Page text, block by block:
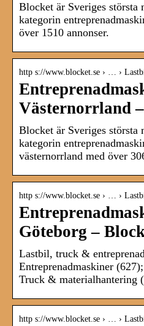
Blocket är Sveriges största
kategorin
över 1510 annonser.
http s://www.blocket.se › … ›
Västernorrland
Blocket är Sveriges största
kategorin
västernorrland med över
http s://www.blocket.se › … ›
Göteborg –
Lastbil, truck &
Entreprenadmaskiner
Truck & materialhantering
http s://www.blocket.se › … ›